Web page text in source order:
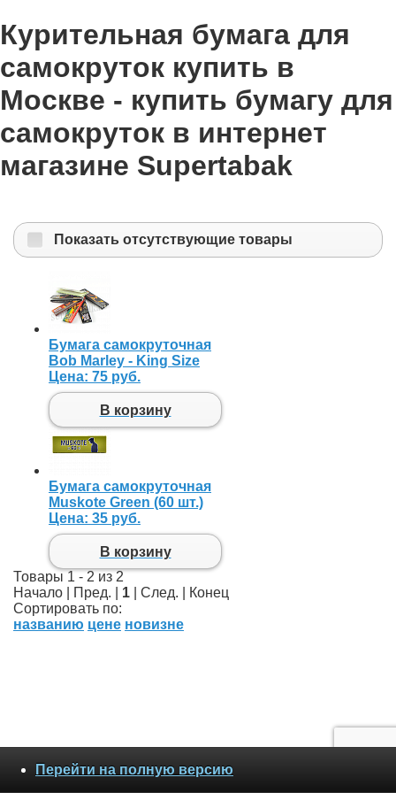
Курительная бумага для
самокруток купить в
Москве - купить бумагу для
самокруток в интернет
магазине Supertabak
Показать отсутствующие товары
Бумага самокруточная
Bob Marley - King Size
Цена: 75 руб.
В корзину
Бумага самокруточная
Muskote Green (60 шт.)
Цена: 35 руб.
В корзину
Товары 1 - 2 из 2
Начало | Пред. | 1 | След. | Конец
Сортировать по:
названию цене новизне
Перейти на полную версию